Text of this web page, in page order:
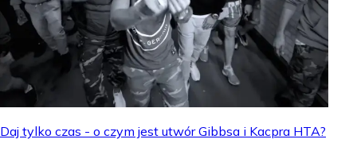
Daj tylko czas - o czym jest utwór Gibbsa i Kacpra HTA?